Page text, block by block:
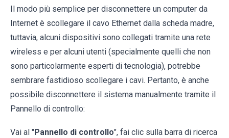
Il modo più semplice per disconnettere un computer da
Internet è scollegare il cavo Ethernet dalla scheda madre,
tuttavia, alcuni dispositivi sono collegati tramite una rete
wireless e per alcuni utenti (specialmente quelli che non
sono particolarmente esperti di tecnologia), potrebbe
sembrare fastidioso scollegare i cavi. Pertanto, è anche
possibile disconnettere il sistema manualmente tramite il
Pannello di controllo:
Vai al "Pannello di controllo", fai clic sulla barra di ricerca